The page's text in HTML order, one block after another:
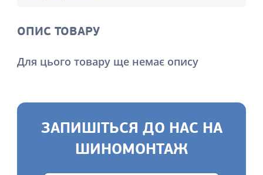
ОПИС ТОВАРУ
Для цього товару ще немає опису
ЗАПИШІТЬСЯ ДО НАС НА
ШИНОМОНТАЖ